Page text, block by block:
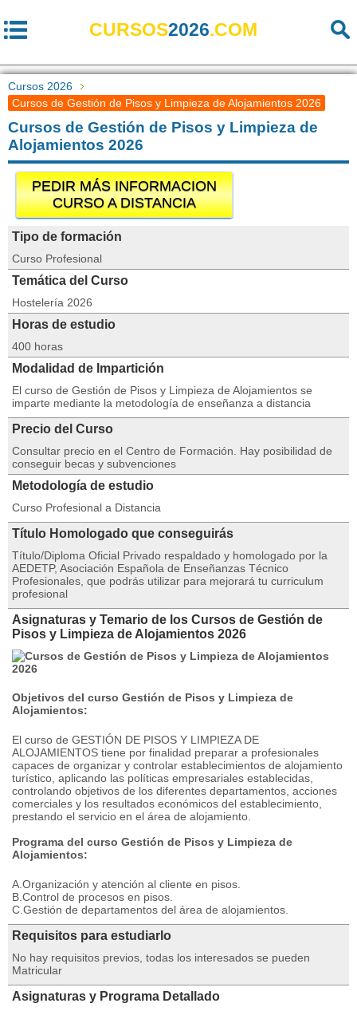
CURSOS2026.COM
Cursos 2026
Cursos de Gestión de Pisos y Limpieza de Alojamientos 2026
Cursos de Gestión de Pisos y Limpieza de
Alojamientos 2026
PEDIR MÁS INFORMACION
CURSO A DISTANCIA
Tipo de formación
Curso Profesional
Temática del Curso
Hostelería 2026
Horas de estudio
400 horas
Modalidad de Impartición
El curso de Gestión de Pisos y Limpieza de Alojamientos se
imparte mediante la metodología de enseñanza a distancia
Precio del Curso
Consultar precio en el Centro de Formación. Hay posibilidad de
conseguir becas y subvenciones
Metodología de estudio
Curso Profesional a Distancia
Título Homologado que conseguirás
Título/Diploma Oficial Privado respaldado y homologado por la
AEDETP, Asociación Española de Enseñanzas Técnico
Profesionales, que podrás utilizar para mejorará tu curriculum
profesional
Asignaturas y Temario de los Cursos de Gestión de
Pisos y Limpieza de Alojamientos 2026
Objetivos del curso Gestión de Pisos y Limpieza de
Alojamientos:
El curso de GESTIÓN DE PISOS Y LIMPIEZA DE
ALOJAMIENTOS tiene por finalidad preparar a profesionales
capaces de organizar y controlar establecimientos de alojamiento
turístico, aplicando las políticas empresariales establecidas,
controlando objetivos de los diferentes departamentos, acciones
comerciales y los resultados económicos del establecimiento,
prestando el servicio en el área de alojamiento.
Programa del curso Gestión de Pisos y Limpieza de
Alojamientos:
A.Organización y atención al cliente en pisos.
B.Control de procesos en pisos.
C.Gestión de departamentos del área de alojamientos.
Requisitos para estudiarlo
No hay requisitos previos, todas los interesados se pueden
Matricular
Asignaturas y Programa Detallado